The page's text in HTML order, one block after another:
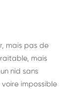
mais pas de
mais
nid sans
impossible